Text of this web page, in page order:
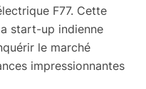
F77. Cette
start-up indienne
le marché
impressionnantes